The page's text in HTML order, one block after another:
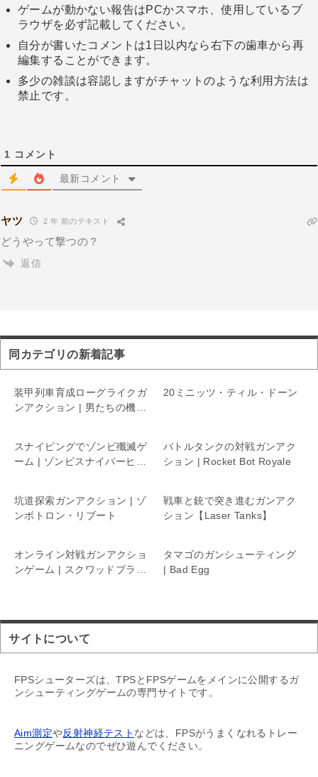
ゲームが動かない報告はPCかスマホ、使用しているブ
ラウザを必ず記載してください。
自分が書いたコメントは1日以内なら右下の歯車から再
編集することができます。
多少の雑談は容認しますがチャットのような利用方法は
禁止です。
1 コメント
最新コメント
ヤツ 2 年 前のテキスト
どうやって撃つの？
返信
同カテゴリの新着記事
装甲列車育成ローグライクガ
ンアクション | 男たちの機関
20ミニッツ・ティル・ドーン
スナイピングでゾンビ殲滅ゲ
ーム | ゾンビスナイパーヒー
バトルタンクの対戦ガンアク
ション | Rocket Bot Royale
坑道探索ガンアクション | ゾ
ンボトロン・リブート
戦車と銃で突き進むガンアク
ション【Laser Tanks】
オンライン対戦ガンアクショ
ンゲーム | スクワッドブラス
タマゴのガンシューティング
| Bad Egg
サイトについて
FPSシューターズは、TPSとFPSゲームをメインに公開するガ
ンシューティングゲームの専門サイトです。
Aim測定や反射神経テスト などは、FPSがうまくなれるトレー
ニングゲームなのでぜひ遊んでください。